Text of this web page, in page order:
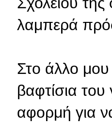
λαμπερά
Στο άλλο μου
βαφτίσια του
αφορμή για